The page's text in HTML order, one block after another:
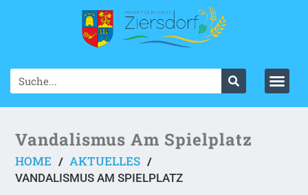
Vandalismus Am Spielplatz
HOME / AKTUELLES /
VANDALISMUS AM SPIELPLATZ